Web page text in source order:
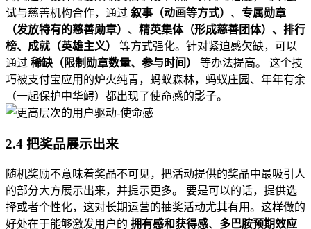
试与慈善机构合作，通过 叙事（动画等方式） 、 专属勋章
（发放特有的慈善勋章） 、 精英集体（形成慈善团体）、排行
榜、成就（英雄主义）
等方式强化。针对紧迫感欠缺，可以
通过 稀缺（限制勋章数量、参与时间）
等办法提高。 这个技
巧被支付宝应用的炉火纯青，蚂蚁森林，蚂蚁庄园、年年有余
（一起保护中华鲟）都出现了使命感的影子。
2.4 把奖品展示出来
随机奖励不意味着奖品不可见，把活动提供的奖品中最吸引人
的部分大方展示出来，并提示更多。 要是可以的话，提供选
择或者个性化，这对长期运营的抽奖活动尤其有用。这样做的
好处在于能够激发用户的 拥有感和获得感、 多巴胺预期效应